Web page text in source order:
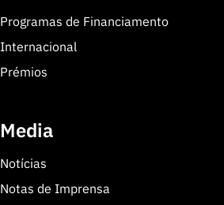
Programas de Financiamento
Internacional
Prémios
Media
Notícias
Notas de Imprensa